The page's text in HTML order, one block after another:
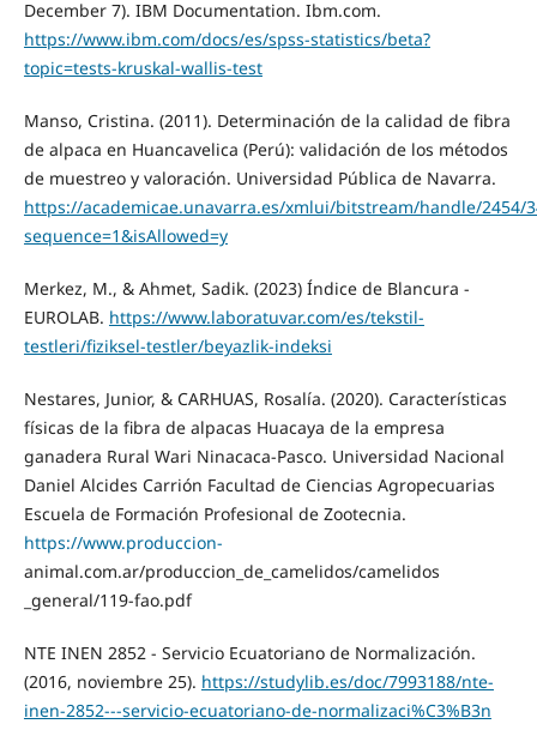
December 7). IBM Documentation. Ibm.com.
https://www.ibm.com/docs/es/spss-statistics/beta?
topic=tests-kruskal-wallis-test
Manso, Cristina. (2011). Determinación de la calidad de fibra
de alpaca en Huancavelica (Perú): validación de los métodos
de muestreo y valoración. Universidad Pública de Navarra.
https://academicae.unavarra.es/xmlui/bitstream/handle/2454/
sequence=1&isAllowed=y
Merkez, M., & Ahmet, Sadik. (2023) Índice de Blancura -
EUROLAB. https://www.laboratuvar.com/es/tekstil-
testleri/fiziksel-testler/beyazlik-indeksi
Nestares, Junior, & CARHUAS, Rosalía. (2020). Características
físicas de la fibra de alpacas Huacaya de la empresa
ganadera Rural Wari Ninacaca-Pasco. Universidad Nacional
Daniel Alcides Carrión Facultad de Ciencias Agropecuarias
Escuela de Formación Profesional de Zootecnia.
https://www.produccion-
animal.com.ar/produccion_de_camelidos/camelidos
_general/119-fao.pdf
NTE INEN 2852 - Servicio Ecuatoriano de Normalización.
(2016, noviembre 25). https://studylib.es/doc/7993188/nte-
inen-2852---servicio-ecuatoriano-de-normalizaci%C3%B3n